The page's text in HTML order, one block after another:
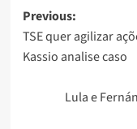
Post
navigation
Previous:
TSE quer agilizar
Kassio analise caso
Lula e